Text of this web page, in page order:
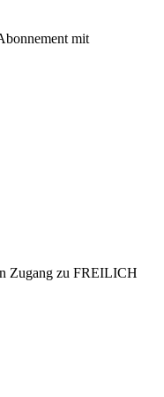
mit
Zugang zu FREILICH